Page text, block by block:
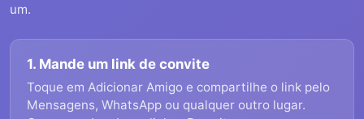
um.
1. Mande um link de convite
Toque em Adicionar Amigo e compartilhe o link pelo
Mensagens, WhatsApp ou qualquer outro lugar.